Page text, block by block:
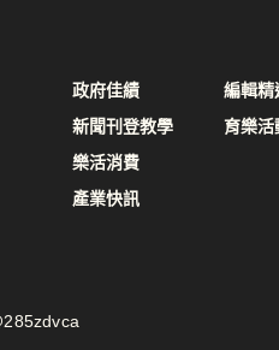
政府佳績
新聞刊登教學
樂活消費
產業快訊
編輯精
育樂活